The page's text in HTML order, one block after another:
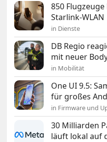
850
Starlink-WLAN
in Dienste
DB Regio
mit neuer
in Mobilität
One UI 9.5:
für großes
in Firmware und
30 Milliarden
läuft lokal auf